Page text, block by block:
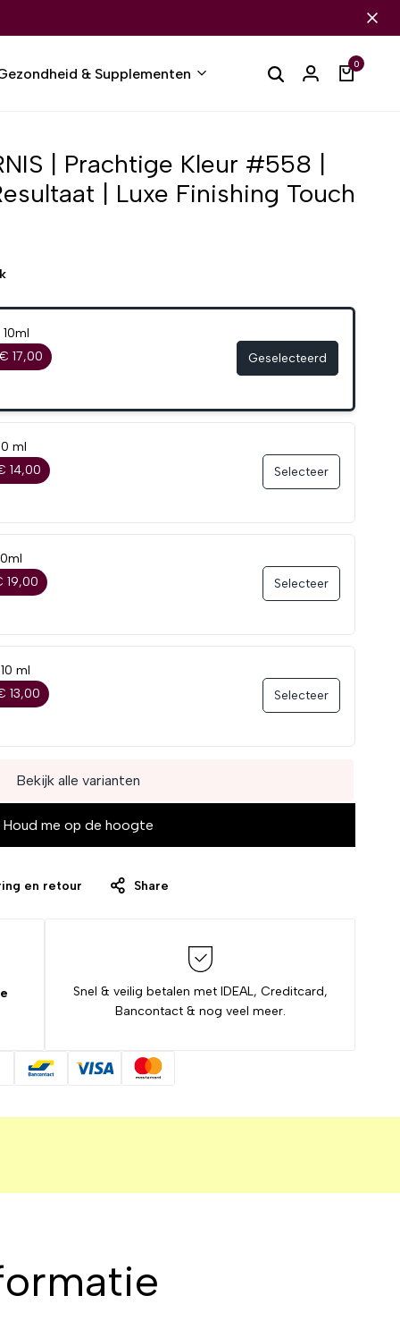
& Supplementen
0
| Prachtige Kleur #558 |
| Luxe Finishing Touch
17,00
Geselecteerd
ml
14,00
Selecteer
19,00
Selecteer
ml
13,00
Selecteer
Bekijk alle varianten
Houd me op de hoogte
en retour Share
Snel & veilig betalen met IDEAL, Creditcard,
Bancontact & nog veel meer.